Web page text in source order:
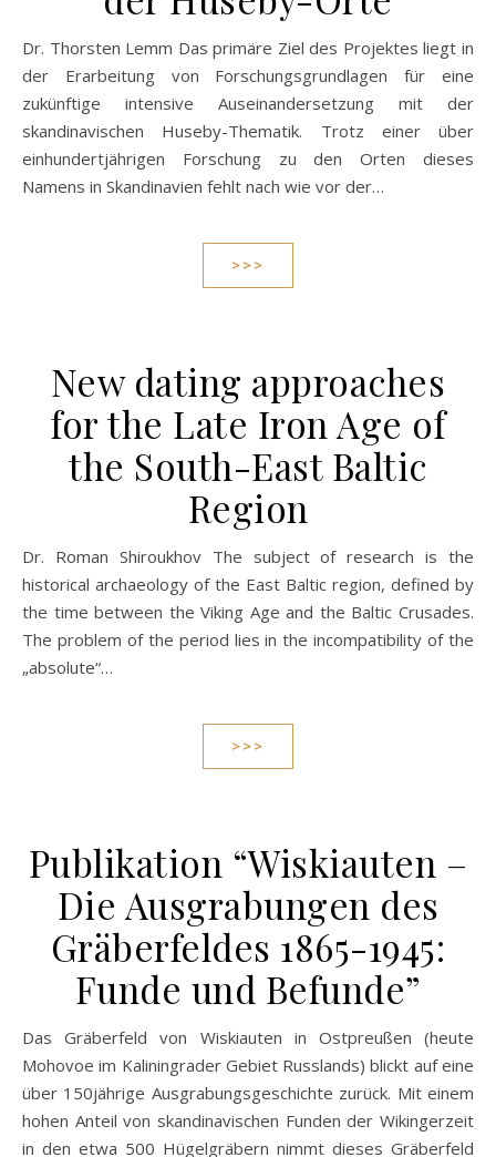
Dr. Thorsten Lemm Das primäre Ziel des Projektes liegt in
der Erarbeitung von Forschungsgrundlagen für eine
zukünftige intensive Auseinandersetzung mit der
skandinavischen Huseby-Thematik. Trotz einer über
einhundertjährigen Forschung zu den Orten dieses
Namens in Skandinavien fehlt nach wie vor der…
>>>
New dating approaches
for the Late Iron Age of
the South-East Baltic
Region
Dr. Roman Shiroukhov The subject of research is the
historical archaeology of the East Baltic region, defined by
the time between the Viking Age and the Baltic Crusades.
The problem of the period lies in the incompatibility of the
„absolute“…
>>>
Publikation “Wiskiauten –
Die Ausgrabungen des
Gräberfeldes 1865-1945:
Funde und Befunde”
Das Gräberfeld von Wiskiauten in Ostpreußen (heute
Mohovoe im Kaliningrader Gebiet Russlands) blickt auf eine
über 150jährige Ausgrabungsgeschichte zurück. Mit einem
hohen Anteil von skandinavischen Funden der Wikingerzeit
in den etwa 500 Hügelgräbern nimmt dieses Gräberfeld